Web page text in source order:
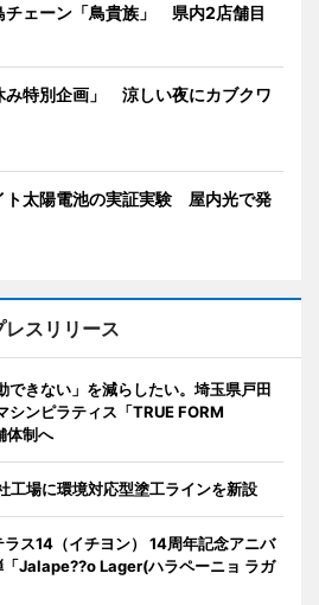
チェーン「鳥貴族」 県内2店舗目
み特別企画」 涼しい夜にカブクワ
ト太陽電池の実証実験 屋内光で発
レスリリース
できない」を減らしたい。埼玉県戸田
シンピラティス「TRUE FORM
体制へ
工場に環境対応型塗工ラインを新設
ス14（イチヨン） 14周年記念アニバ
「Jalape??o Lager(ハラペーニョ ラガ